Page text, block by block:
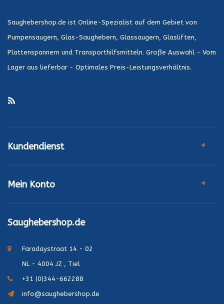
Saughebershop.de ist Online-Spezialist auf dem Gebiet von
Pumpensaugern, Glas-Saughebern, Glassaugern, Glasliften,
Plattenspannern und Transporthilfsmitteln. Große Auswahl - Vom
Lager aus lieferbar - Optimales Preis-Leistungsverhältnis.
Kundendienst
Mein Konto
Saughebershop.de
Faradaystraat 14 - 02
NL - 4004 JZ , Tiel
+31 (0)344-662288
info@saughebershop.de